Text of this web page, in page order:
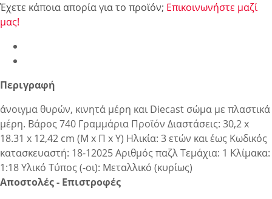
Έχετε κάποια απορία για το προϊόν; Επικοινωνήστε μαζί
μας!
Περιγραφή
άνοιγμα θυρών, κινητά μέρη και Diecast σώμα με πλαστικά
μέρη. Βάρος 740 Γραμμάρια Προϊόν Διαστάσεις: 30,2 x
18.31 x 12,42 cm (Μ x Π x Υ) Ηλικία: 3 ετών και έως Κωδικός
κατασκευαστή: 18-12025 Αριθμός παζλ Τεμάχια: 1 Κλίμακα:
1:18 Υλικό Τύπος (-οι): Μεταλλικό (κυρίως)
Αποστολές - Επιστροφές